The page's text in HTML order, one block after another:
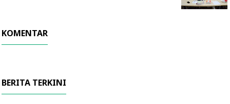
KOMENTAR
BERITA TERKINI